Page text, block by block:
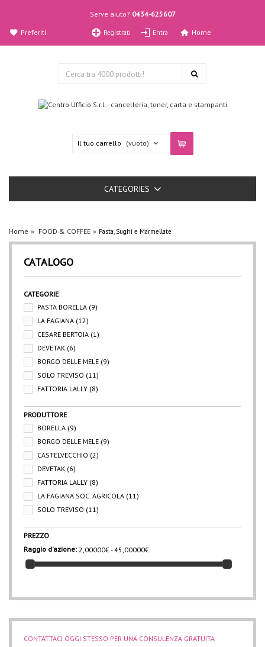
Serve aiuto? 0434-625607
Registrati Entra
Preferiti Home
Il tuo carrello (vuoto)
CATEGORIES
Home FOOD & COFFEE Pasta, Sughi e Marmellate
CATALOGO
CATEGORIE
PASTA BORELLA (9)
LA FAGIANA (12)
CESARE BERTOIA (1)
DEVETAK (6)
BORGO DELLE MELE (9)
SOLO TREVISO (11)
FATTORIA LALLY (8)
PRODUTTORE
BORELLA (9)
BORGO DELLE MELE (9)
CASTELVECCHIO (2)
DEVETAK (6)
FATTORIA LALLY (8)
LA FAGIANA SOC. AGRICOLA (11)
SOLO TREVISO (11)
PREZZO
Raggio d'azione: 2,00000€ - 45,00000€
CONTATTACI OGGI STESSO PER UNA CONSULENZA GRATUITA